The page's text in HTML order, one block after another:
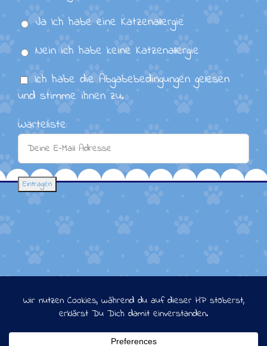
Ja Ich habe eine Katzenallergie
Nein ich habe keine Katzenallergie
Ich habe die Abgabebedingungen gelesen
und stimme ihnen zu.
Warteliste:
Copyright 2008-2026 Neva Sibirer -
Schneesternchen's | All Rights Reserved
Facebook